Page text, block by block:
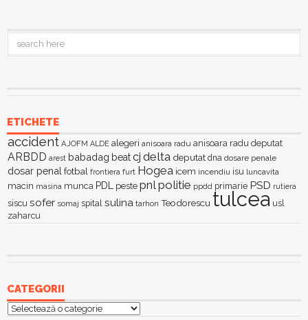
ETICHETE
accident AJOFM ALDE alegeri anisoara radu anisoara radu deputat
ARBDD arest babadag beatcj delta deputat dna dosare penale
dosar penal fotbal frontiera furt Hogea icem incendiu isu luncavita
macin masina munca PDL peste pnlpolitie ppdd primarie PSD rutiera
siscu sofer somaj spital sulina tarhon Teodorescu tulcea usl
zaharcu
CATEGORII
Categorii